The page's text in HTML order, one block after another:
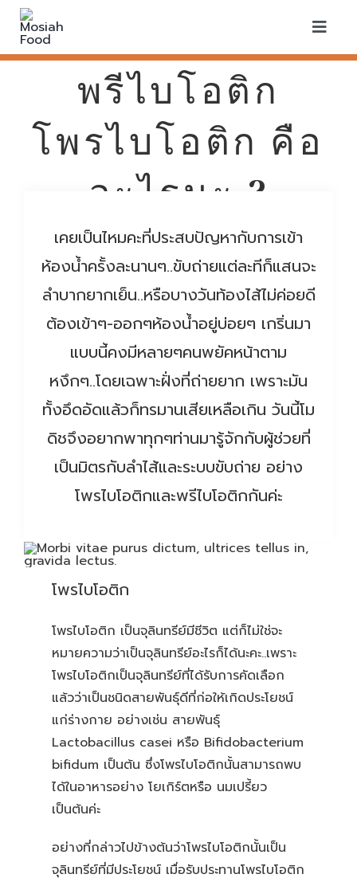
Skip
content
Toggle
Blog
พรีไบโอติก
โพรไบโอติก คือ
อะไรนะ ?
เคยเป็นไหมคะที่ประสบปัญหากับการเข้า
ห้องน้ำครั้งละนานๆ..ขับถ่ายแต่ละทีก็แสนจะ
ลำบากยากเย็น..หรือบางวันท้องไส้ไม่ค่อยดี
ต้องเข้าๆ-ออกๆห้องน้ำอยู่บ่อยๆ เกริ่นมา
แบบนี้คงมีหลายๆคนพยัคหน้าตาม
หงึกๆ..โดยเฉพาะฝั่งที่ถ่ายยาก เพราะมัน
ทั้งอึดอัดแล้วก็ทรมานเสียเหลือเกิน วันนี้โม
ดิชจึงอยากพาทุกๆท่านมารู้จักกับผู้ช่วยที่
เป็นมิตรกับลำไส้และระบบขับถ่าย อย่าง
โพรไบโอติกและพรีไบโอติกกันค่ะ
โพรไบโอติก
โพรไบโอติก เป็นจุลินทรีย์มีชีวิต แต่ก็ไม่ใช่จะ
หมายความว่าเป็นจุลินทรีย์อะไรก็ได้นะคะ..เพราะ
โพรไบโอติกเป็นจุลินทรีย์ที่ได้รับการคัดเลือก
แล้วว่าเป็นชนิดสายพันธุ์ดีที่ก่อให้เกิดประโยชน์
แก่ร่างกาย อย่างเช่น สายพันธุ์
Lactobacillus casei หรือ Bifidobacterium
bifidum เป็นต้น ซึ่งโพรไบโอติกนั้นสามารถพบ
ได้ในอาหารอย่าง โยเกิร์ตหรือ นมเปรี้ยว
เป็นต้นค่ะ
อย่างที่กล่าวไปข้างต้นว่าโพรไบโอติกนั้นเป็น
จุลินทรีย์ที่มีประโยชน์ เมื่อรับประทานโพรไบโอติก